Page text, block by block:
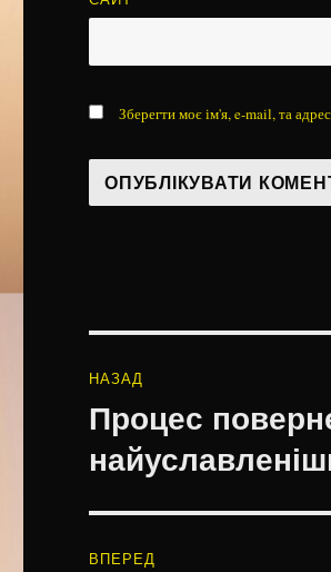
Зберегти моє ім'я, e-mail, та
записів
НАЗАД
Попередній
запис:
Процес
ВПЕРЕД